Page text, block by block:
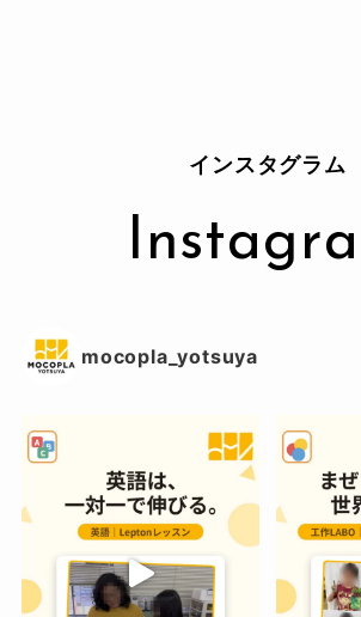
インスタグラム
mocopla_yotsuya